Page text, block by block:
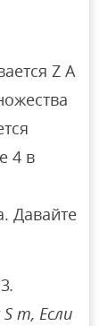
Z A
4 в
Давайте
.
m, Если